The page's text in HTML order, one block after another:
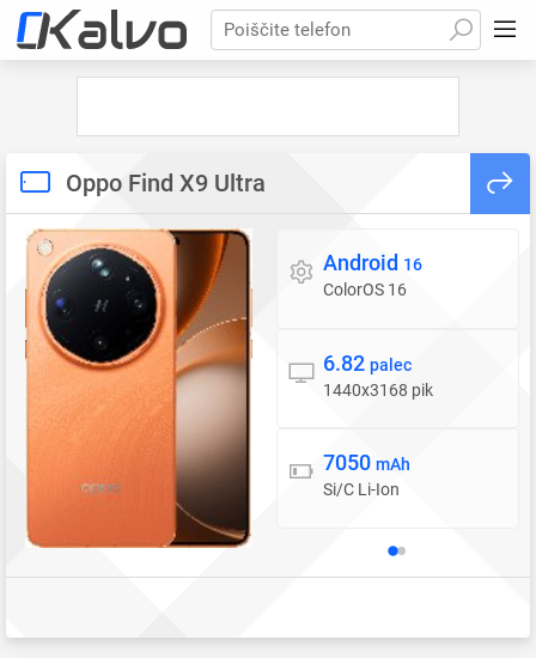
Poiščite telefon
Oppo Find X9 Ultra
Operacijski sistem
Android 16
ColorOS 16
Zaslon
6.82 palec
1440x3168 pik
Baterija
7050 mAh
Si/C Li-Ion